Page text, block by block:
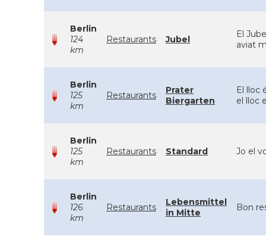
Berlin
124
km
Restaurants Jubel
El
aviat
Berlin
125
km
Restaurants
Prater
Biergarten
El lloc
el lloc
Berlin
125
km
Restaurants Standard Jo el
Berlin
126
km
Restaurants
Lebensmittel
in Mitte
Bon